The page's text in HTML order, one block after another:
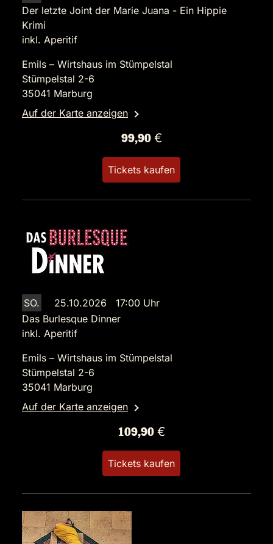
Der letzte Joint der Marie Juana - Ein Hippie
Krimi
inkl. Aperitif
Emils – Wirtshaus im Stümpelstal
Stümpelstal 2-6
35041 Marburg
Auf der Karte anzeigen
99,90 €
Tickets kaufen
SO.
25.10.2026 17:00 Uhr
Das Burlesque Dinner
inkl. Aperitif
Emils – Wirtshaus im Stümpelstal
Stümpelstal 2-6
35041 Marburg
Auf der Karte anzeigen
109,90 €
Tickets kaufen